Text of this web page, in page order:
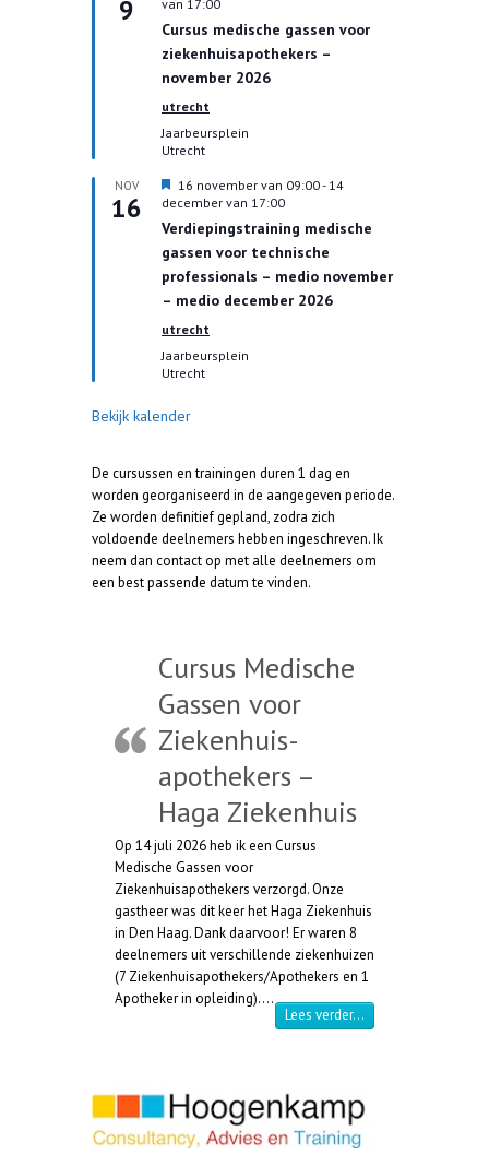
9
g
e
l
c
t
van 17:00
Cursus medische gassen voor
ziekenhuisapothekers –
november 2026
utrecht
Jaarbeursplein
Utrecht
NOV
16
U
i
g
e
l
c
t
16 november van 09:00- 14
december van 17:00
Verdiepingstraining medische
gassen voor technische
professionals – medio november
– medio december 2026
utrecht
Jaarbeursplein
Utrecht
Bekijk kalender
De cursussen en trainingen duren 1 dag en
worden georganiseerd in de aangegeven periode.
Ze worden definitief gepland, zodra zich
voldoende deelnemers hebben ingeschreven. Ik
neem dan contact op met alle deelnemers om
een best passende datum te vinden.
Cursus Medische
Gassen voor
Ziekenhuis-
apothekers –
Haga Ziekenhuis
Op 14 juli 2026 heb ik een Cursus
Medische Gassen voor
Ziekenhuisapothekers verzorgd. Onze
gastheer was dit keer het Haga Ziekenhuis
in Den Haag. Dank daarvoor! Er waren 8
deelnemers uit verschillende ziekenhuizen
(7 Ziekenhuisapothekers/Apothekers en 1
Apotheker in opleiding).…
Lees verder…